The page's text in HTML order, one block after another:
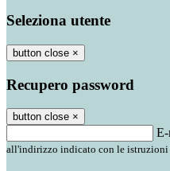
Seleziona utente
button close ×
Recupero password
button close ×
all'indirizzo indicato con le istruzioni